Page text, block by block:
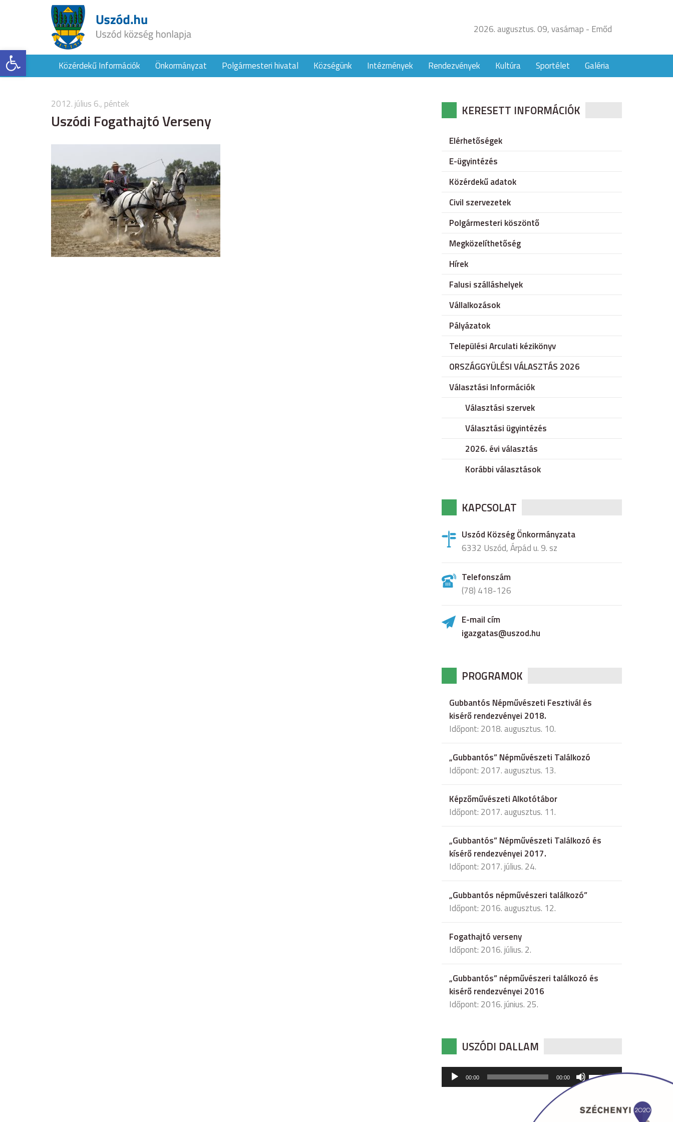
Eszköztár megnyitása
2026. augusztus. 09, vasárnap - Emőd
Közérdekű Információk Önkormányzat Polgármesteri hivatal Községünk Intézmények Rendezvények Kultúra Sportélet Galéria
2012. július 6., péntek
Uszódi Fogathajtó Verseny KERESETT INFORMÁCIÓK
Elérhetőségek
E-ügyintézés
Közérdekű adatok
Civil szervezetek
Polgármesteri köszöntő
Megközelíthetőség
Hírek
Falusi szálláshelyek
Vállalkozások
Pályázatok
Települési Arculati kézikönyv
ORSZÁGGYÜLÉSI VÁLASZTÁS 2026
Választási Információk
Választási szervek
Választási ügyintézés
2026. évi választás
Korábbi választások
KAPCSOLAT
Uszód Község Önkormányzata
6332 Uszód, Árpád u. 9. sz
Telefonszám
(78) 418-126
E-mail cím
igazgatas@uszod.hu
PROGRAMOK
Gubbantós Népművészeti Fesztivál és
kisérő rendezvényei 2018.
Időpont: 2018. augusztus. 10.
„Gubbantós” Népművészeti Találkozó
Időpont: 2017. augusztus. 13.
Képzőművészeti Alkotótábor
Időpont: 2017. augusztus. 11.
„Gubbantós” Népművészeti Találkozó és
kísérő rendezvényei 2017.
Időpont: 2017. július. 24.
„Gubbantós népművészeri találkozó”
Időpont: 2016. augusztus. 12.
Fogathajtó verseny
Időpont: 2016. július. 2.
„Gubbantós” népművészeri találkozó és
kisérő rendezvényei 2016
Időpont: 2016. június. 25.
USZÓDI DALLAM
Audió
lejátszó
00:00 00:00
hangerő
csökkentéséhez